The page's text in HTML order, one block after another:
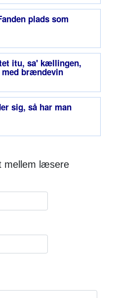
plads som
itu, sa' kællingen,
brændevin
sig, så har man
mellem læsere